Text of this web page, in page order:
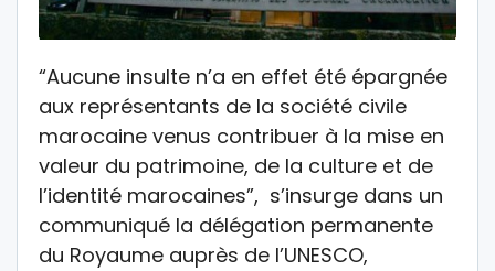
“Aucune insulte n’a en effet été épargnée
aux représentants de la société civile
marocaine venus contribuer à la mise en
valeur du patrimoine, de la culture et de
l’identité marocaines”, s’insurge dans un
communiqué la délégation permanente
du Royaume auprès de l’UNESCO,